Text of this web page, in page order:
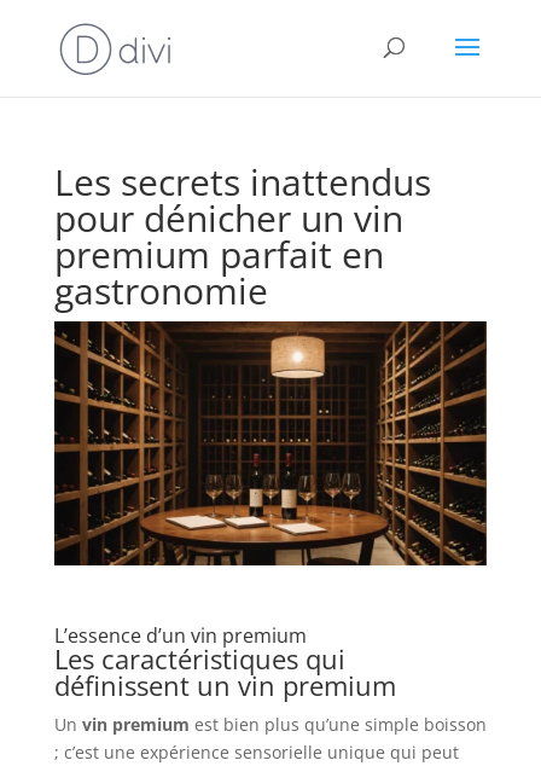
Les secrets inattendus
pour dénicher un vin
premium parfait en
gastronomie
L’essence d’un vin premium
Les caractéristiques qui
définissent un vin premium
Un vin premium est bien plus qu’une simple boisson
; c’est une expérience sensorielle unique qui peut